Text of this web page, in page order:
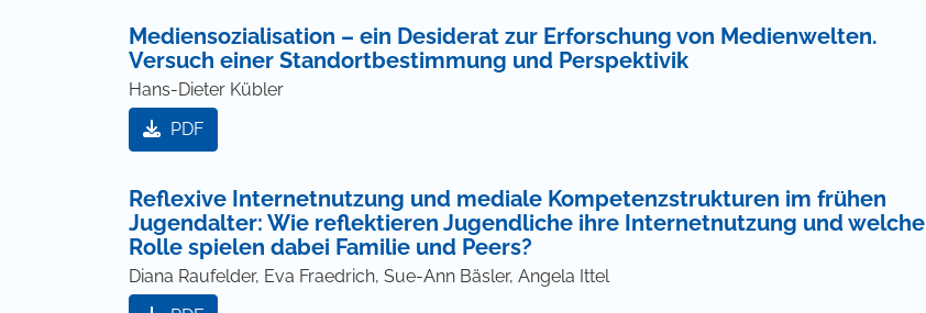
Mediensozialisation – ein Desiderat zur Erforschung von Medienwelten.
Versuch einer Standortbestimmung und Perspektivik
Hans-Dieter Kübler
PDF
Reflexive Internetnutzung und mediale Kompetenzstrukturen im frühen
Jugendalter: Wie reflektieren Jugendliche ihre Internetnutzung und welche
Rolle spielen dabei Familie und Peers?
Diana Raufelder, Eva Fraedrich, Sue-Ann Bäsler, Angela Ittel